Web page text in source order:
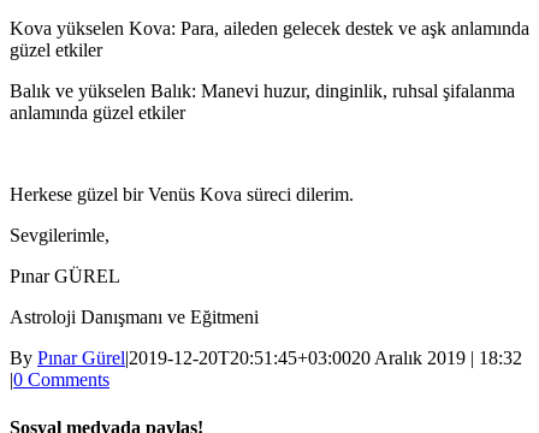
Kova yükselen Kova: Para, aileden gelecek destek ve aşk anlamında
güzel etkiler
Balık ve yükselen Balık: Manevi huzur, dinginlik, ruhsal şifalanma
anlamında güzel etkiler
Herkese güzel bir Venüs Kova süreci dilerim.
Sevgilerimle,
Pınar GÜREL
Astroloji Danışmanı ve Eğitmeni
By Pınar Gürel|2019-12-20T20:51:45+03:0020 Aralık 2019 | 18:32
|0 Comments
Sosyal medyada paylaş!